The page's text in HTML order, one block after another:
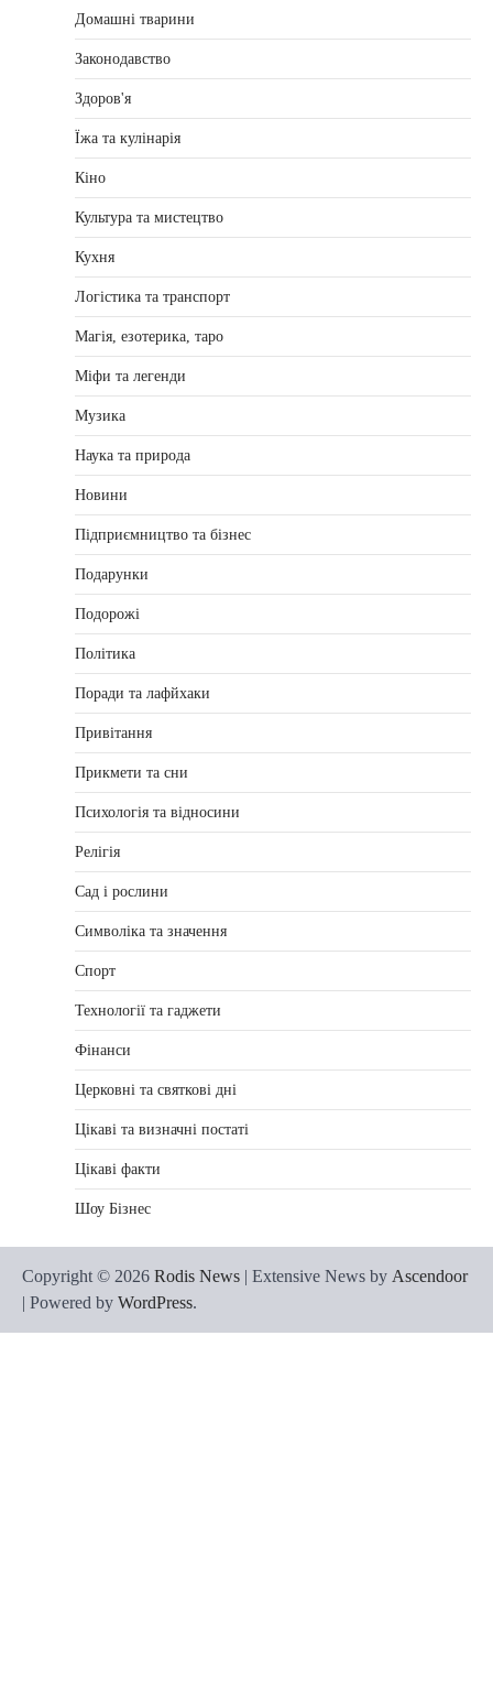
Домашні тварини
Законодавство
Здоров'я
Їжа та кулінарія
Кіно
Культура та мистецтво
Кухня
Логістика та транспорт
Магія, езотерика, таро
Міфи та легенди
Музика
Наука та природа
Новини
Підприємництво та бізнес
Подарунки
Подорожі
Політика
Поради та лафйхаки
Привітання
Прикмети та сни
Психологія та відносини
Релігія
Сад і рослини
Символіка та значення
Спорт
Технології та гаджети
Фінанси
Церковні та святкові дні
Цікаві та визначні постаті
Цікаві факти
Шоу Бізнес
Copyright © 2026 Rodis News | Extensive News by Ascendoor
| Powered by WordPress.